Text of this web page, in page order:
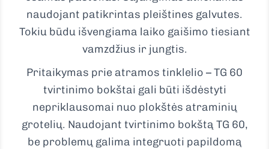
naudojant patikrintas pleištines galvutes.
Tokiu būdu išvengiama laiko gaišimo tiesiant
vamzdžius ir jungtis.
Pritaikymas prie atramos tinklelio – TG 60
tvirtinimo bokštai gali būti išdėstyti
nepriklausomai nuo plokštės atraminių
grotelių. Naudojant tvirtinimo bokštą TG 60,
be problemų galima integruoti papildomą